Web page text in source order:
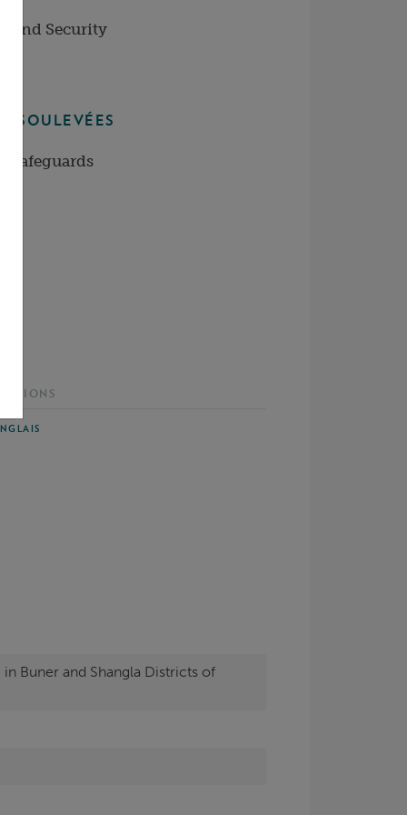
and Security
SOULEVÉES
Safeguards
Buner and Shangla Districts of